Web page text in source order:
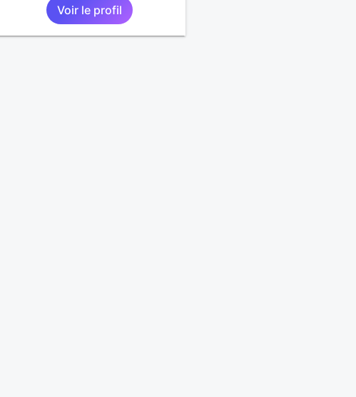
Voir le profil